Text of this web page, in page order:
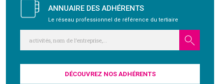
ANNUAIRE DES ADHÉRENTS
Le réseau professionnel de référence du tertiaire
DÉCOUVREZ NOS ADHÉRENTS